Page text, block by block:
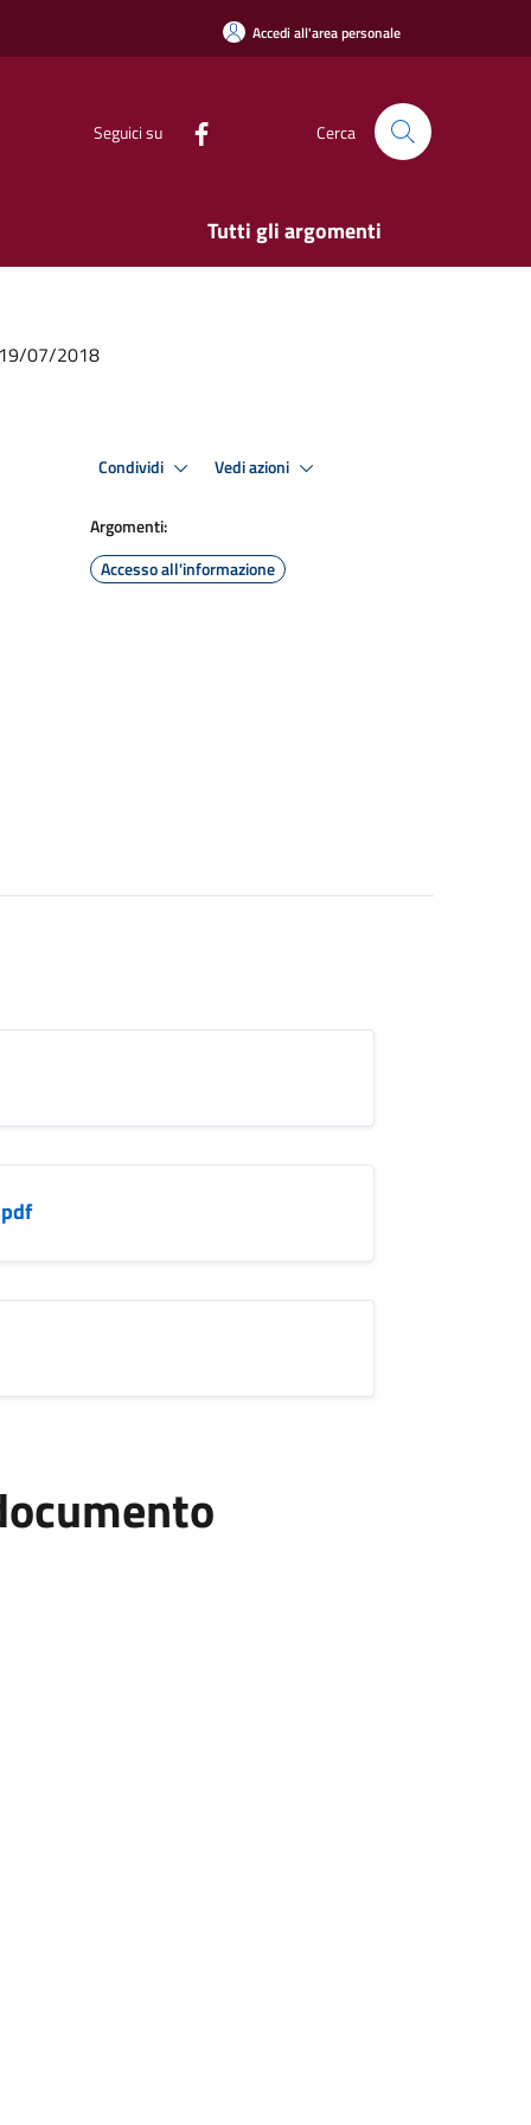
Accedi all'area personale
Seguici su Cerca
Tutti gli argomenti
19/07/2018
Condividi Vedi azioni
Argomenti:
Accesso all'informazione